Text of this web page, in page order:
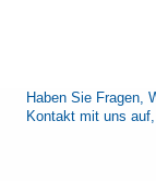
Haben Sie Fragen,
Kontakt mit uns